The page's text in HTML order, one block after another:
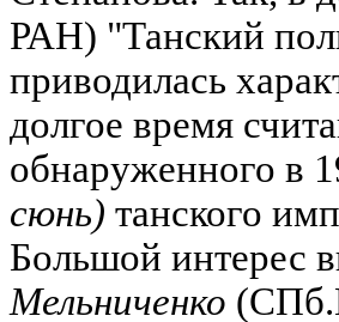
РАН) "Танский
приводилась
долгое время
обнаруженного в
сюнь) танского
Большой интерес
Мельниченко